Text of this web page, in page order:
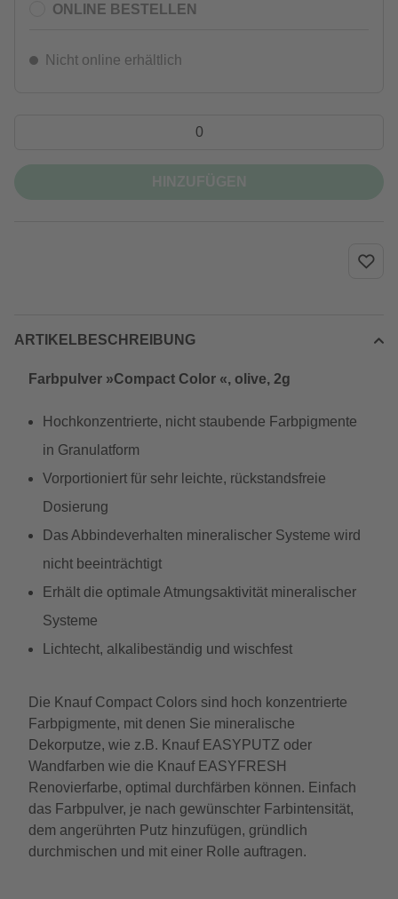
ONLINE BESTELLEN
Nicht online erhältlich
ARTIKELBESCHREIBUNG
Farbpulver »Compact Color «, olive, 2g
Hochkonzentrierte, nicht staubende Farbpigmente
in Granulatform
Vorportioniert für sehr leichte, rückstandsfreie
Dosierung
Das Abbindeverhalten mineralischer Systeme wird
nicht beeinträchtigt
Erhält die optimale Atmungsaktivität mineralischer
Systeme
Lichtecht, alkalibeständig und wischfest
Die Knauf Compact Colors sind hoch konzentrierte
Farbpigmente, mit denen Sie mineralische
Dekorputze, wie z.B. Knauf EASYPUTZ oder
Wandfarben wie die Knauf EASYFRESH
Renovierfarbe, optimal durchfärben können. Einfach
das Farbpulver, je nach gewünschter Farbintensität,
dem angerührten Putz hinzufügen, gründlich
durchmischen und mit einer Rolle auftragen.